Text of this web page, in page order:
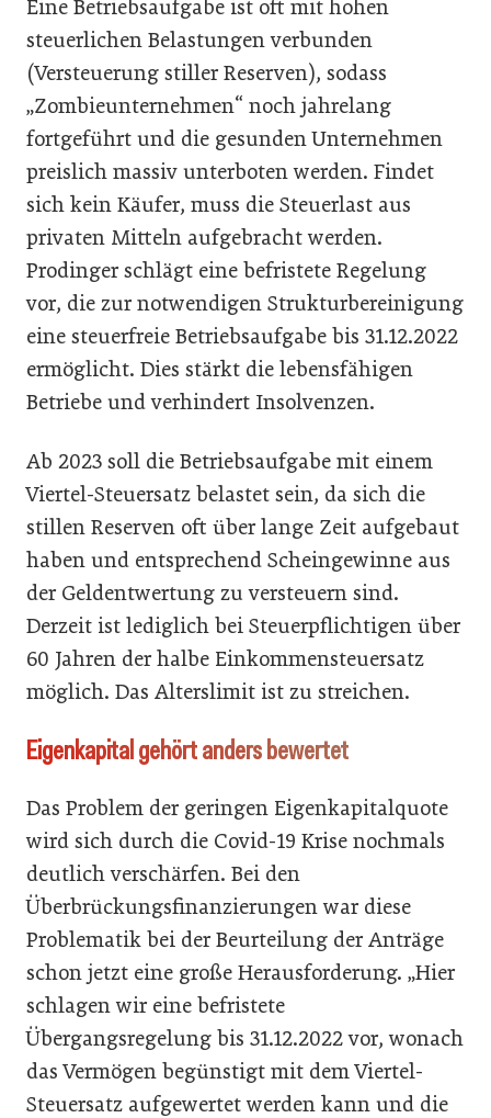
Eine Betriebsaufgabe ist oft mit hohen
steuerlichen Belastungen verbunden
(Versteuerung stiller Reserven), sodass
„Zombieunternehmen“ noch jahrelang
fortgeführt und die gesunden Unternehmen
preislich massiv unterboten werden. Findet
sich kein Käufer, muss die Steuerlast aus
privaten Mitteln aufgebracht werden.
Prodinger schlägt eine befristete Regelung
vor, die zur notwendigen Strukturbereinigung
eine steuerfreie Betriebsaufgabe bis 31.12.2022
ermöglicht. Dies stärkt die lebensfähigen
Betriebe und verhindert Insolvenzen.
Ab 2023 soll die Betriebsaufgabe mit einem
Viertel-Steuersatz belastet sein, da sich die
stillen Reserven oft über lange Zeit aufgebaut
haben und entsprechend Scheingewinne aus
der Geldentwertung zu versteuern sind.
Derzeit ist lediglich bei Steuerpflichtigen über
60 Jahren der halbe Einkommensteuersatz
möglich. Das Alterslimit ist zu streichen.
Eigenkapital gehört anders bewertet
Das Problem der geringen Eigenkapitalquote
wird sich durch die Covid-19 Krise nochmals
deutlich verschärfen. Bei den
Überbrückungsfinanzierungen war diese
Problematik bei der Beurteilung der Anträge
schon jetzt eine große Herausforderung. „Hier
schlagen wir eine befristete
Übergangsregelung bis 31.12.2022 vor, wonach
das Vermögen begünstigt mit dem Viertel-
Steuersatz aufgewertet werden kann und die